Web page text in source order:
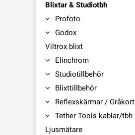
Blixtar & Studiotbh
Profoto
Godox
Viltrox blixt
Elinchrom
Studiotillbehör
Blixttillbehör
Reflexskärmar / Gråkort
Tether Tools kablar/tbh
Ljusmätare